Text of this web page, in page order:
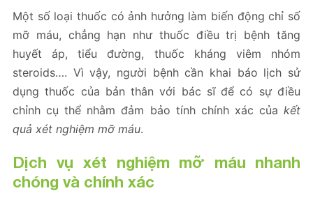
Một số loại thuốc có ảnh hưởng làm biến động chỉ số
mỡ máu, chẳng hạn như thuốc điều trị bệnh tăng
huyết áp, tiểu đường, thuốc kháng viêm nhóm
steroids…. Vì vậy, người bệnh cần khai báo lịch sử
dụng thuốc của bản thân với bác sĩ để có sự điều
chỉnh cụ thể nhằm đảm bảo tính chính xác của kết
quả xét nghiệm mỡ máu.
Dịch vụ xét nghiệm mỡ máu nhanh
chóng và chính xác